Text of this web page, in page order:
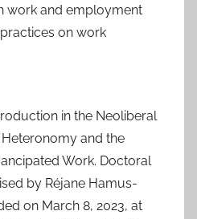
work and employment
on work
in the Neoliberal
Heteronomy and the
Work. Doctoral
by Réjane Hamus-
on March 8, 2023, at